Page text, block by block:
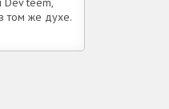
том же духе.